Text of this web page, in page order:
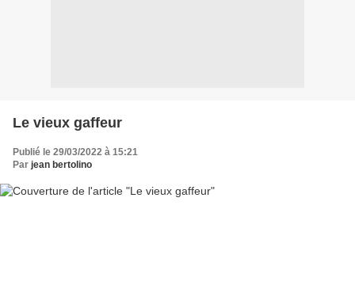
Le vieux gaffeur
Publié le 29/03/2022 à 15:21
Par jean bertolino